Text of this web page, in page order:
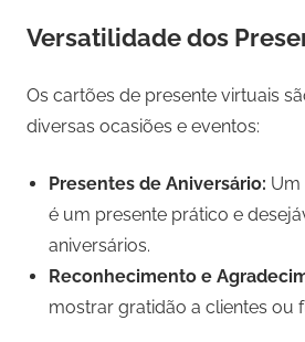
Versatilidade dos
Os cartões de presente virtuais
diversas ocasiões e eventos:
Presentes de Aniversário: Um
é um presente prático e
aniversários.
Reconhecimento e
mostrar gratidão a clientes ou